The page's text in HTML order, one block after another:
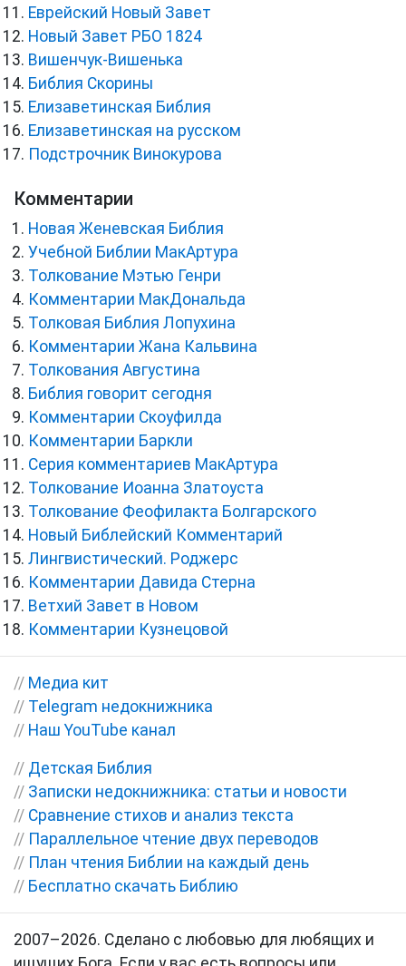
Еврейский Новый Завет
Новый Завет РБО 1824
Вишенчук-Вишенька
Библия Скорины
Елизаветинская Библия
Елизаветинская на русском
Подстрочник Винокурова
Комментарии
Новая Женевская Библия
Учебной Библии МакАртура
Толкование Мэтью Генри
Комментарии МакДональда
Толковая Библия Лопухина
Комментарии Жана Кальвина
Толкования Августина
Библия говорит сегодня
Комментарии Скоуфилда
Комментарии Баркли
Серия комментариев МакАртура
Толкование Иоанна Златоуста
Толкование Феофилакта Болгарского
Новый Библейский Комментарий
Лингвистический. Роджерс
Комментарии Давида Стерна
Ветхий Завет в Новом
Комментарии Кузнецовой
// Медиа кит
// Telegram недокнижника
// Наш YouTube канал
// Детская Библия
// Записки недокнижника: статьи и новости
// Сравнение стихов и анализ текста
// Параллельное чтение двух переводов
// План чтения Библии на каждый день
// Бесплатно скачать Библию
2007–2026. Сделано с любовью для любящих и